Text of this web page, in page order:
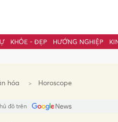
KHỎE - ĐẸP HƯỚNG NGHIỆP
hóa Horoscope
đô trên
Gửi bình